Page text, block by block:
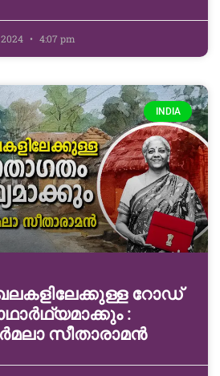
4:07 pm
INDIA
റോഡ്
:
സീതാരാമൻ